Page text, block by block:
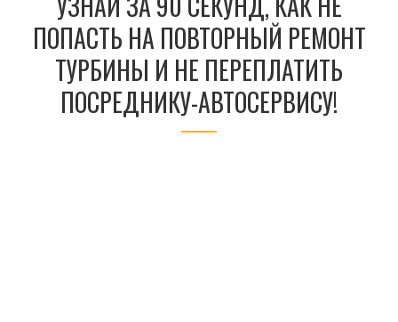
ПОПАСТЬ НА ПОВТОРНЫЙ РЕМОНТ
ТУРБИНЫ И НЕ ПЕРЕПЛАТИТЬ
ПОСРЕДНИКУ-АВТОСЕРВИСУ!